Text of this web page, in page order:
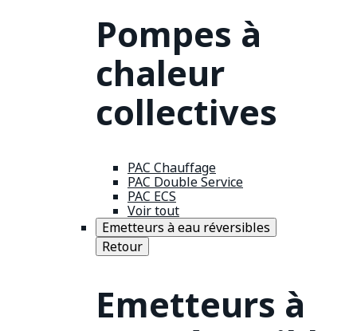
Pompes à
chaleur
collectives
PAC Chauffage
PAC Double Service
PAC ECS
Voir tout
Emetteurs à eau réversibles
Retour
Emetteurs à